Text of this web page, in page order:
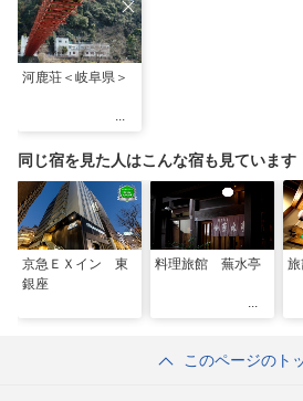
河鹿荘＜岐阜県＞
同じ宿を見た人はこんな宿も見ています
京急ＥＸイン 東
銀座
料理旅館 蕪水亭
このページのト